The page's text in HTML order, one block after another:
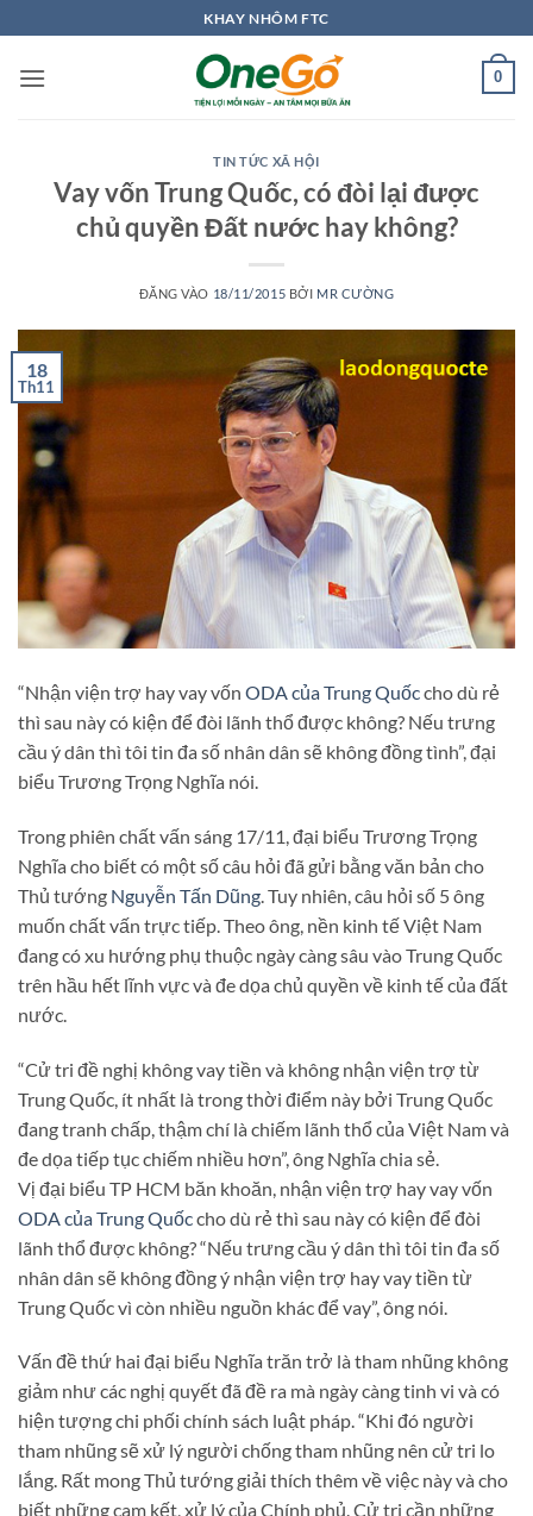
qua
nội
KHAY NHÔM FTC
0
TIN TỨC XÃ HỘI
Vay vốn Trung Quốc, có đòi lại được
chủ quyền Đất nước hay không?
ĐĂNG VÀO 18/11/2015 BỞI MR CƯỜNG
18
Th11
“Nhận viện trợ hay vay vốn ODA của Trung Quốccho dù rẻ
thì sau này có kiện để đòi lãnh thổ được không? Nếu trưng
cầu ý dân thì tôi tin đa số nhân dân sẽ không đồng tình”, đại
biểu Trương Trọng Nghĩa nói.
Trong phiên chất vấn sáng 17/11, đại biểu Trương Trọng
Nghĩa cho biết có một số câu hỏi đã gửi bằng văn bản cho
Thủ tướng Nguyễn Tấn Dũng . Tuy nhiên, câu hỏi số 5 ông
muốn chất vấn trực tiếp. Theo ông, nền kinh tế Việt Nam
đang có xu hướng phụ thuộc ngày càng sâu vào Trung Quốc
trên hầu hết lĩnh vực và đe dọa chủ quyền về kinh tế của đất
nước.
“Cử tri đề nghị không vay tiền và không nhận viện trợ từ
Trung Quốc, ít nhất là trong thời điểm này bởi Trung Quốc
đang tranh chấp, thậm chí là chiếm lãnh thổ của Việt Nam và
đe dọa tiếp tục chiếm nhiều hơn”, ông Nghĩa chia sẻ.
Vị đại biểu TP HCM băn khoăn, nhận viện trợ hay vay vốn
ODA của Trung Quốccho dù rẻ thì sau này có kiện để đòi
lãnh thổ được không? “Nếu trưng cầu ý dân thì tôi tin đa số
nhân dân sẽ không đồng ý nhận viện trợ hay vay tiền từ
Trung Quốc vì còn nhiều nguồn khác để vay”, ông nói.
Vấn đề thứ hai đại biểu Nghĩa trăn trở là tham nhũng không
giảm như các nghị quyết đã đề ra mà ngày càng tinh vi và có
hiện tượng chi phối chính sách luật pháp. “Khi đó người
tham nhũng sẽ xử lý người chống tham nhũng nên cử tri lo
lắng. Rất mong Thủ tướng giải thích thêm về việc này và cho
biết những cam kết, xử lý của Chính phủ. Cử tri cần những